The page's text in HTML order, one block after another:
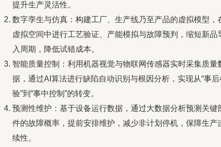
提升生产灵活性。
数字孪生与仿真：构建工厂、生产线乃至产品的虚拟模型，
虚拟空间中进行工艺验证、产能模拟与故障预判，缩短新品
入周期，降低试错成本。
智能质量控制：利用机器视觉与物联网传感器实时采集质量
据，通过AI算法进行缺陷自动识别与根因分析，实现从“事后
验”到“事中控制”的转变。
预测性维护：基于设备运行数据，通过大数据分析预测关键
件的故障概率，提前安排维护，减少非计划停机，保障生产
续性。